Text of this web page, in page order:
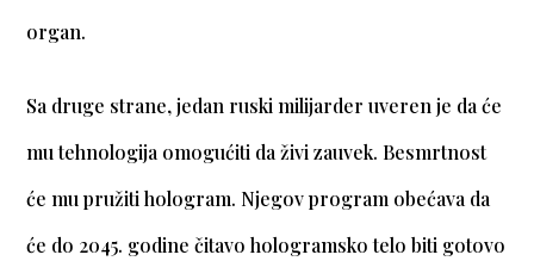
organ.
Sa druge strane, jedan ruski milijarder uveren je da će
mu tehnologija omogućiti da živi zauvek. Besmrtnost
će mu pružiti hologram. Njegov program obećava da
će do 2045. godine čitavo hologramsko telo biti gotovo